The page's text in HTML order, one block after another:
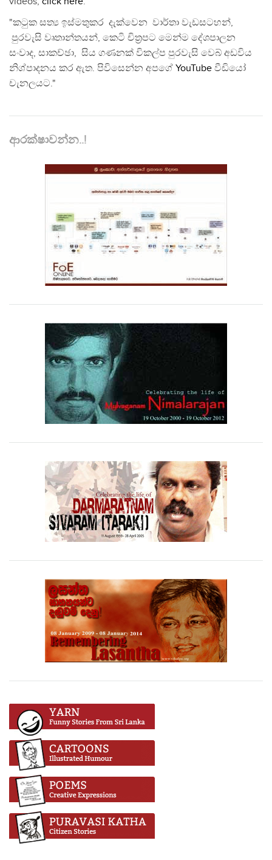
"කටුක සත්‍ය ඉස්මතුකර දැක්වෙන වාර්තා වැඩසටහන්,
පුරවැසි වෘතාන්තයන්, කෙටි චිත්‍රපට මෙන්ම දේශපාලන
සංවාද, සාකච්ඡා, සිය ගණනක් විකල්ප පුරවැසි වෙබ් අඩවිය
නිශ්පාදනය කර ඇත. පිවිසෙන්න අපගේ YouTube වීඩියෝ
චැනලයට."
ආරක්ෂාවන්න..!